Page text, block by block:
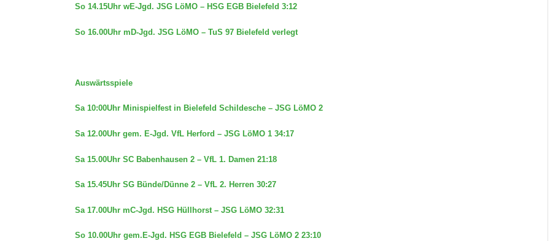
So 14.15Uhr wE-Jgd. JSG LöMO – HSG EGB Bielefeld 3:12
So 16.00Uhr mD-Jgd. JSG LöMO – TuS 97 Bielefeld verlegt
Auswärtsspiele
Sa 10:00Uhr Minispielfest in Bielefeld Schildesche – JSG LöMO 2
Sa 12.00Uhr gem. E-Jgd. VfL Herford – JSG LöMO 1 34:17
Sa 15.00Uhr SC Babenhausen 2 – VfL 1. Damen 21:18
Sa 15.45Uhr SG Bünde/Dünne 2 – VfL 2. Herren 30:27
Sa 17.00Uhr mC-Jgd. HSG Hüllhorst – JSG LöMO 32:31
So 10.00Uhr gem.E-Jgd. HSG EGB Bielefeld – JSG LöMO 2 23:10